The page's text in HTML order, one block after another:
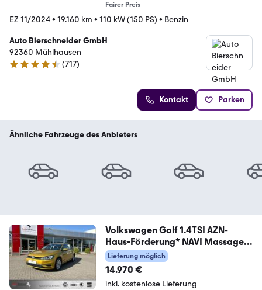
Fairer Preis
EZ 11/2024• 19.160 km • 110 kW (150 PS) • Benzin
Auto Bierschneider GmbH
92360 Mühlhausen
4.5 Sterne
(717)
Kontakt Parken
Ähnliche Fahrzeuge des Anbieters
Volkswagen Golf 1.4TSI AZN-
Haus-Förderung* NAVI Massage
ACC
Lieferung möglich
14.970 €
inkl. kostenlose Lieferung